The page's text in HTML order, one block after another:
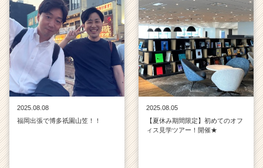
2025.08.08
福岡出張で博多祇園山笠！！
2025.08.05
【夏休み期間限定】初めてのオフ
ィス見学ツアー！開催★